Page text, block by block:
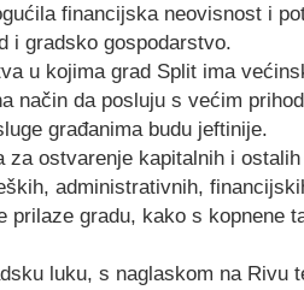
financijska neovisnost i
i gradsko gospodarstvo.
u kojima grad Split ima
način da posluju s većim
građanima budu jeftinije.
za ostvarenje kapitalnih i
administrativnih,
prilaze gradu, kako s kopnene
luku, s naglaskom na Rivu